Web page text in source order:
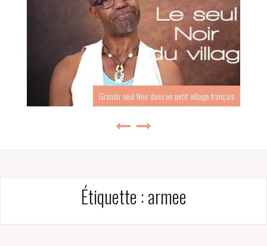
Noir dans un petit village français Comment un
Étiquette :armee